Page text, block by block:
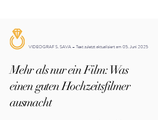
VIDEOGRAF S. SAVA – Text zuletzt aktualisiert am 05. Juni 2025
Mehr als nur ein Film: Was
einen guten Hochzeitsfilmer
ausmacht